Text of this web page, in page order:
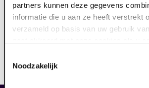
partners kunnen deze gegevens
informatie die u aan ze heeft verstrekt
verzameld op basis van uw gebruik
Noodzakelijk
Zjon Smaal Iris